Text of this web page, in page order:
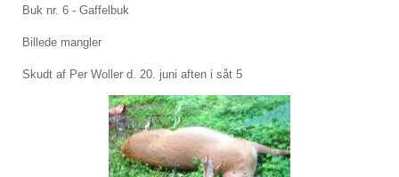
Buk nr. 6 - Gaffelbuk
Billede mangler
Skudt af Per Woller d. 20. juni aften i såt 5